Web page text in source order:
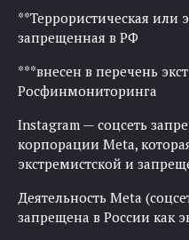
**Террористическая или
запрещенная в РФ
***внесен в перечень
Росфинмониторинга
Instagram — соцсеть
корпорации Meta,
экстремистской и
Деятельность Meta
запрещена в России как